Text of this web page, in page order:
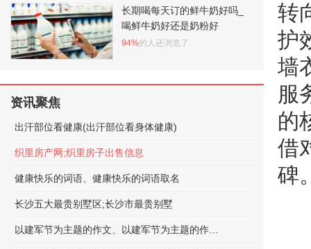
转
护
墙
服
的
借
碑
长期喝每天订的鲜牛奶好吗_
喝鲜牛奶好还是奶粉好
94%的人还浏览了
资讯聚焦
出汗部位看健康(出汗部位看身体健康)
织里房产网;织里房子出售信息
健康快乐的词语、健康快乐的词语取名
长沙五大最贵别墅区;长沙市最贵别墅